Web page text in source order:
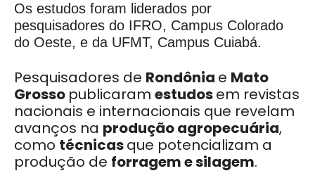
Os estudos foram liderados por
pesquisadores do IFRO, Campus Colorado
do Oeste, e da UFMT, Campus Cuiabá.
Pesquisadores de Rondônia e Mato
Grosso publicaram estudosem revistas
nacionais e internacionais que revelam
avanços na produção agropecuária,
como técnicasque potencializam a
produção de forragem e silagem.